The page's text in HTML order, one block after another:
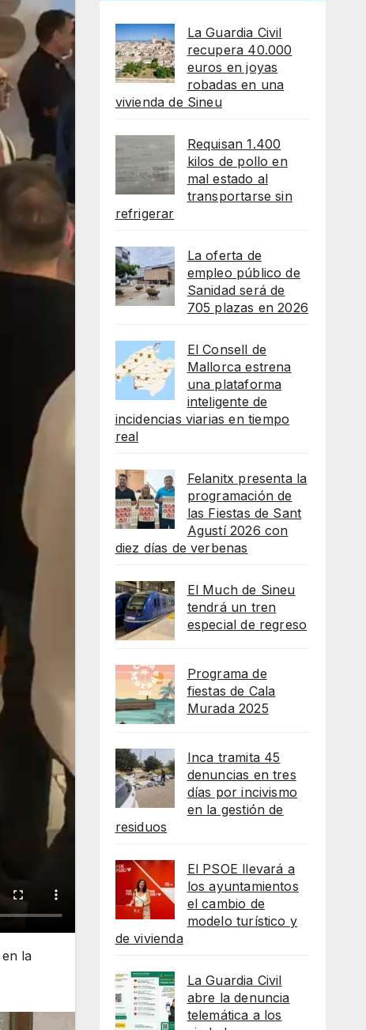
la
La Guardia Civil
recupera 40.000
euros en joyas
robadas en una
vivienda de Sineu
Requisan 1.400
kilos de pollo en
mal estado al
transportarse sin
refrigerar
La oferta de
empleo público de
Sanidad será de
705 plazas en 2026
El Consell de
Mallorca estrena
una plataforma
inteligente de
incidencias viarias en tiempo
real
Felanitx presenta la
programación de
las Fiestas de Sant
Agustí 2026 con
diez días de verbenas
El Much de Sineu
tendrá un tren
especial de regreso
Programa de
fiestas de Cala
Murada 2025
Inca tramita 45
denuncias en tres
días por incivismo
en la gestión de
residuos
El PSOE llevará a
los ayuntamientos
el cambio de
modelo turístico y
de vivienda
La Guardia Civil
abre la denuncia
telemática a los